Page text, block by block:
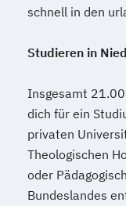
Bauprojekte
Grundlagen
Grundlagen
HR
schnell in den
Studieren in
Insgesamt
dich für ein
privaten
Theologischen
oder
Bundeslandes